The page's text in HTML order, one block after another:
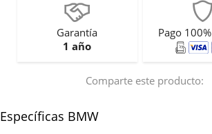
Garantía
1 año
Pago 100%
Comparte este producto:
Específicas BMW